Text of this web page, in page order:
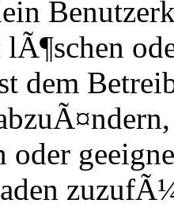
dem
oder